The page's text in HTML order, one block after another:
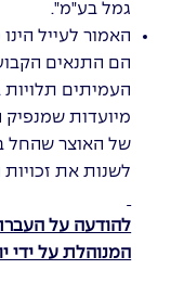
גמל בע"מ".
האמור לעייל
הם התנאים
העמיתים תלויות
מיועדות
לשנות את
להודעה על
המנוהלת על ידי